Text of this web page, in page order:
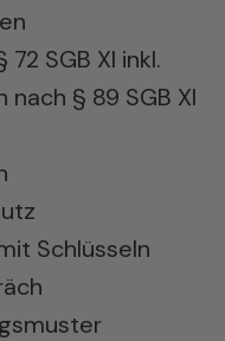
SGB XI inkl.
§ 89 SGB XI
Schlüsseln